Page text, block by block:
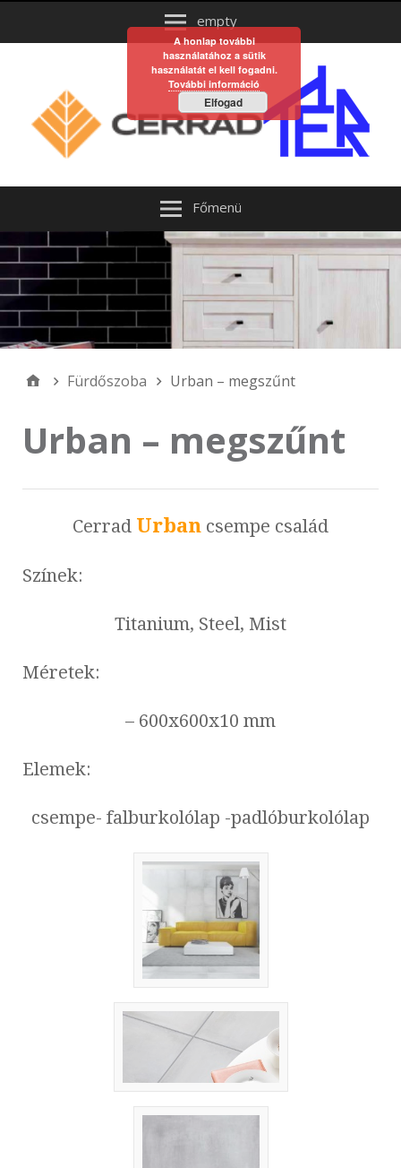
empty
Főmenü
Fürdőszoba Urban – megszűnt
Urban – megszűnt
Cerrad Urban csempe család
Színek:
Titanium, Steel, Mist
Méretek:
– 600x600x10 mm
Elemek:
csempe- falburkolólap -padlóburkolólap
A honlap további
használatához a sütik
használatát el kell fogadni.
További információ
Elfogad